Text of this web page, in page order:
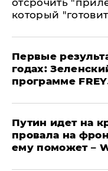
который
Первые
годах:
программе
Путин идет на
провала на
ему поможет –